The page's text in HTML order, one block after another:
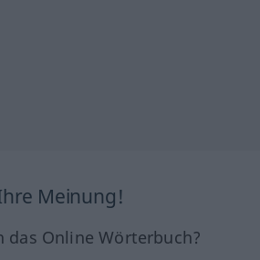
Meinung!
das Online Wörterbuch?